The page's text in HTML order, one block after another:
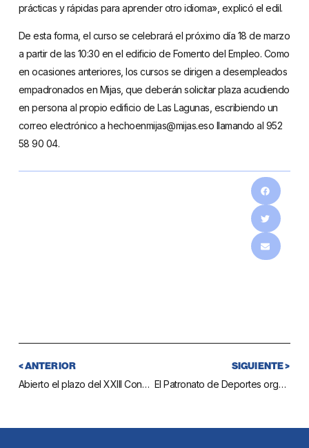
prácticas y rápidas para aprender otro idioma», explicó el edil.
De esta forma, el curso se celebrará el próximo día 18 de marzo
a partir de las 10:30 en el edificio de Fomento del Empleo. Como
en ocasiones anteriores, los cursos se dirigen a desempleados
empadronados en Mijas, que deberán solicitar plaza acudiendo
en persona al propio edificio de Las Lagunas, escribiendo un
correo electrónico ahechoenmijas@mijas.eso llamando al 952
58 90 04.
< ANTERIOR
Abierto el plazo del XXIII Concurso de Cómics
SIGUIENTE >
El Patronato de Deportes organiza el segundo Campamento Multideporte infantil para este verano